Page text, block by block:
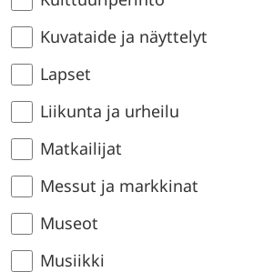
Kuvataide ja näyttelyt
Lapset
Liikunta ja urheilu
Matkailijat
Messut ja markkinat
Museot
Musiikki